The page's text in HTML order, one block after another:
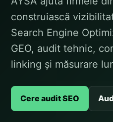
construiască
Search Engine
GEO, audit tehnic,
linking și măsurare
Cere audit SEO